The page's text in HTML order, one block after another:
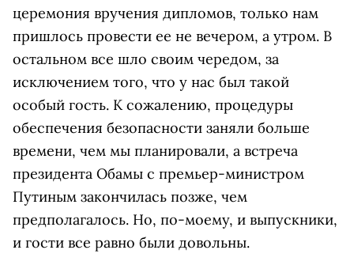
церемония вручения дипломов, только нам
пришлось провести ее не вечером, а утром. В
остальном все шло своим чередом, за
исключением того, что у нас был такой
особый гость. К сожалению, процедуры
обеспечения безопасности заняли больше
времени, чем мы планировали, а встреча
президента Обамы с премьер-министром
Путиным закончилась позже, чем
предполагалось. Но, по-моему, и выпускники,
и гости все равно были довольны.